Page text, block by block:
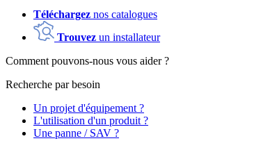
Téléchargez nos catalogues
Trouvez un installateur
Comment pouvons-nous vous aider ?
Recherche par besoin
Un projet d'équipement ?
L'utilisation d'un produit ?
Une panne / SAV ?